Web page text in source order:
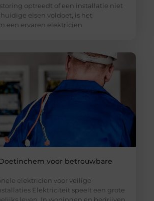
optreedt of een installatie niet
eisen voldoet, is het
een ervaren elektricien
voor betrouwbare
elektricien voor veilige
Elektriciteit speelt een grote
leven. In woningen en bedrijven